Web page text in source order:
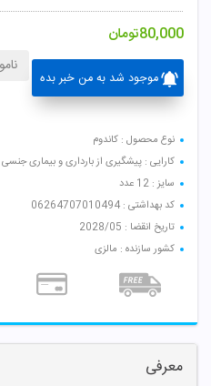
80,000تومان
موجود شد به من خبر بده
نوع محصول : کاندوم
کارایی : پیشگیری از بارداری و بیماری جنسی
سایز : 12 عدد
کد بهداشتی : 06264707010494
تاریخ انقضا : 2028/05
کشور سازنده : مالزی
معرفی